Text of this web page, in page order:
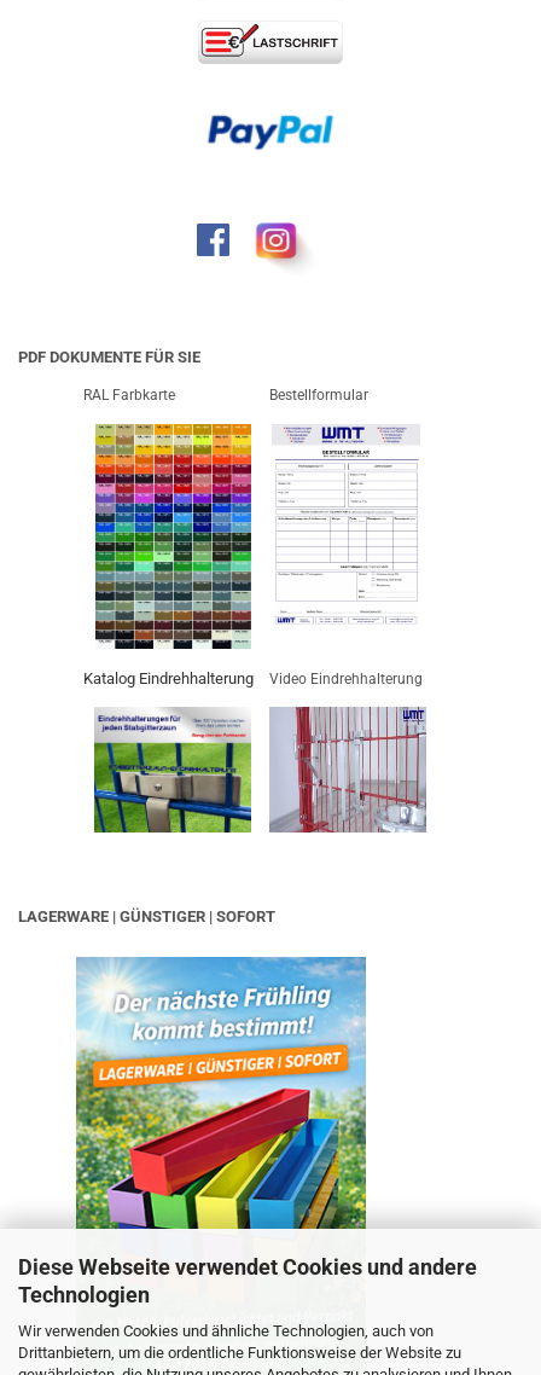
Diese Webseite verwendet Cookies und andere
Technologien
Wir verwenden Cookies und ähnliche Technologien, auch von
Drittanbietern, um die ordentliche Funktionsweise der Website zu
PDF DOKUMENTE FÜR SIE
RAL Farbkarte Bestellformular
Katalog Eindrehhalterung Video Eindrehhalterung
LAGERWARE | GÜNSTIGER | SOFORT